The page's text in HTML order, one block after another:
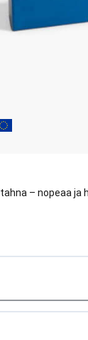
– nopeaa